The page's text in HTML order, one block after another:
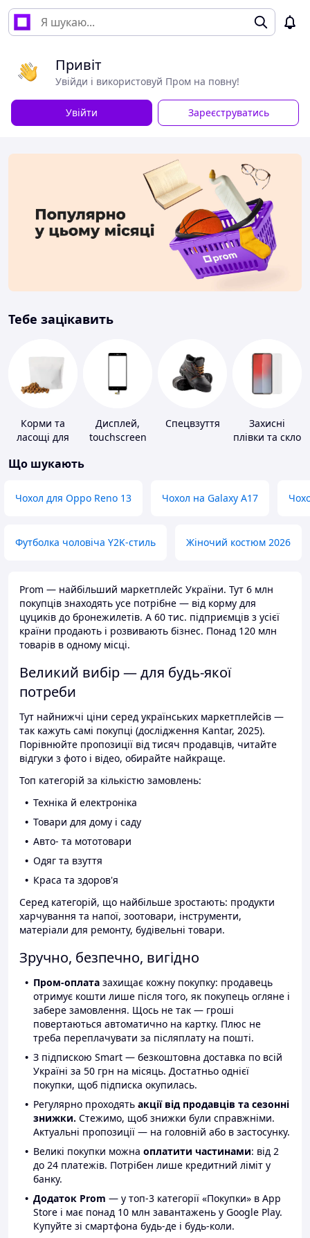
Привіт
Увійди і використовуй Пром на повну!
Увійти Зареєструватись
Тебе зацікавить
Корми та
ласощі для
тварин і
Дисплей,
touchscreen
Спецвзуття
Захисні
плівки та скло
Що шукають
Чохол для Oppo Reno 13 Чохол на Galaxy A17
Футболка чоловіча Y2K-стиль Жіночий костюм 2026
Prom — найбільший маркетплейс України. Тут 6 млн
покупців знаходять усе потрібне — від корму для
цуциків до бронежилетів. А 60 тис. підприємців з усієї
країни продають і розвивають бізнес. Понад 120 млн
товарів в одному місці.
Великий вибір — для будь-якої
потреби
Тут найнижчі ціни серед українських маркетплейсів —
так кажуть самі покупці (дослідження Kantar, 2025).
Порівнюйте пропозиції від тисяч продавців, читайте
відгуки з фото і відео, обирайте найкраще.
Топ категорій за кількістю замовлень:
Техніка й електроніка
Товари для дому і саду
Авто- та мототовари
Одяг та взуття
Краса та здоров'я
Серед категорій, що найбільше зростають: продукти
харчування та напої, зоотовари, інструменти,
матеріали для ремонту, будівельні товари.
Зручно, безпечно, вигідно
Пром-оплата захищає кожну покупку: продавець
отримує кошти лише після того, як покупець огляне і
забере замовлення. Щось не так — гроші
повертаються автоматично на картку. Плюс не
треба переплачувати за післяплату на пошті.
З підпискою Smart — безкоштовна доставка по всій
Україні за 50 грн на місяць. Достатньо однієї
покупки, щоб підписка окупилась.
Регулярно проходять акції від продавців та сезонні
знижки. Стежимо, щоб знижки були справжніми.
Актуальні пропозиції — на головній або в застосунку.
Великі покупки можна оплатити частинами: від 2
до 24 платежів. Потрібен лише кредитний ліміт у
банку.
Додаток Prom — у топ-3 категорії «Покупки» в App
Store і має понад 10 млн завантажень у Google Play.
Купуйте зі смартфона будь-де і будь-коли.